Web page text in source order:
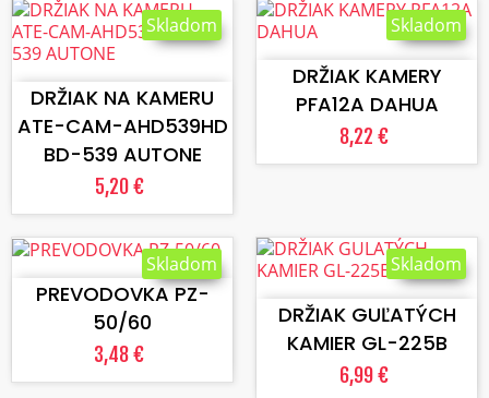
VLOŽIŤ DO KOŠÍKA
DRŽIAK NA KAMERU
ATE-CAM-AHD539HD
BD-539 AUTONE
5,20 €
Skladom VLOŽIŤ DO KOŠÍKA
DRŽIAK KAMERY
PFA12A DAHUA
8,22 €
Skladom
VLOŽIŤ DO KOŠÍKA
PREVODOVKA PZ-
50/60
3,48 €
Skladom VLOŽIŤ DO KOŠÍKA
DRŽIAK GUĽATÝCH
KAMIER GL-225B
6,99 €
Skladom